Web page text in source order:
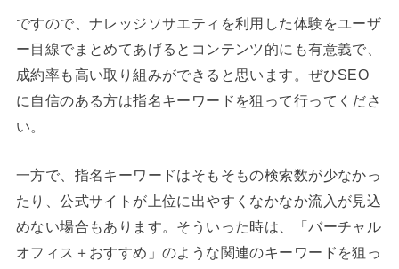
ですので、ナレッジソサエティを利用した体験をユーザ
ー目線でまとめてあげるとコンテンツ的にも有意義で、
成約率も高い取り組みができると思います。ぜひSEO
に自信のある方は指名キーワードを狙って行ってくださ
い。
一方で、指名キーワードはそもそもの検索数が少なかっ
たり、公式サイトが上位に出やすくなかなか流入が見込
めない場合もあります。そういった時は、「バーチャル
オフィス＋おすすめ」のような関連のキーワードを狙っ